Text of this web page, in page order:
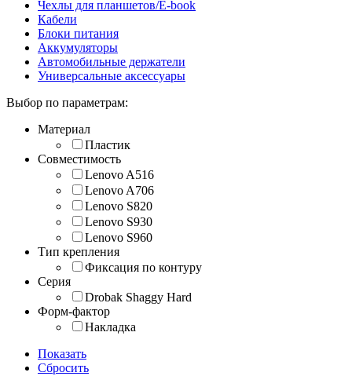
Чехлы для планшетов/E-book
Кабели
Блоки питания
Аккумуляторы
Автомобильные держатели
Универсальные аксессуары
Выбор по параметрам:
Материал
Пластик
Совместимость
Lenovo A516
Lenovo A706
Lenovo S820
Lenovo S930
Lenovo S960
Тип крепления
Фиксация по контуру
Серия
Drobak Shaggy Hard
Форм-фактор
Накладка
Показать
Сбросить